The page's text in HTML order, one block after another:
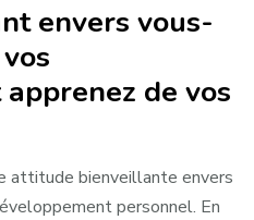
envers vous-
de vos
attitude bienveillante envers
personnel. En